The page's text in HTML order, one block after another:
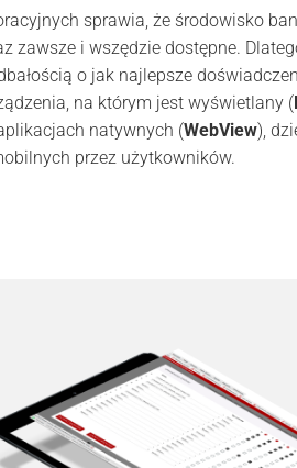
sprawia, że środowisko
zawsze i wszędzie dostępne.
o jak najlepsze
na którym jest wyświetlany (
natywnych (WebView),
przez użytkowników.